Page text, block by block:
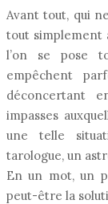
Avant tout, qui
tout simplement
l’on se pose
empêchent
déconcertant
impasses
une telle
tarologue, un
En un mot, un
peut-être la